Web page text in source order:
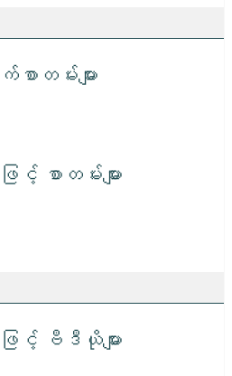
တမ်းများ
စာတမ်းများ
င့် ဗီဒီယိုများ